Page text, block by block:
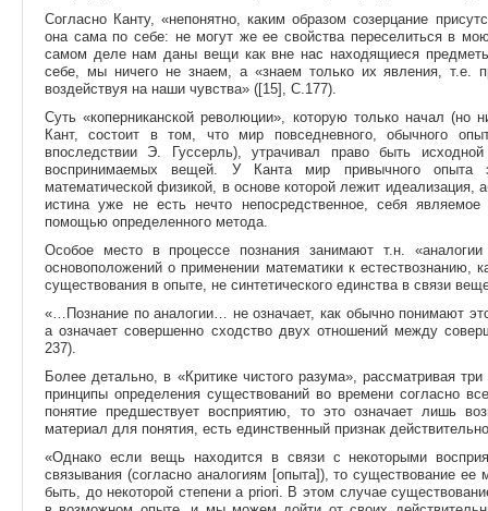
Согласно Канту, «непонятно, каким образом созерцание
она сама по себе: не могут же ее свойства переселиться в
самом деле нам даны вещи как вне нас находящиеся
себе, мы ничего не знаем, а «знаем только их явления, т.е.
воздействуя на наши чувства» ([15], С.177).
Суть «коперниканской революции», которую только начал
Кант, состоит в том, что мир повседневного, обычного
впоследствии Э. Гуссерль), утрачивал право быть
воспринимаемых вещей. У Канта мир привычного опыта
математической физикой, в основе которой лежит идеализация,
истина уже не есть нечто непосредственное, себя
помощью определенного метода.
Особое место в процессе познания занимают т.н.
основоположений о применении математики к естествознанию,
существования в опыте, не синтетического единства в связи
«…Познание по аналогии… не означает, как обычно понимают
а означает совершенно сходство двух отношений между
237).
Более детально, в «Критике чистого разума», рассматривая
принципы определения существований во времени согласно
понятие предшествует восприятию, то это означает лишь
материал для понятия, есть единственный признак
«Однако если вещь находится в связи с некоторыми
связывания (согласно аналогиям [опыта]), то существование
быть, до некоторой степени a priori. В этом случае